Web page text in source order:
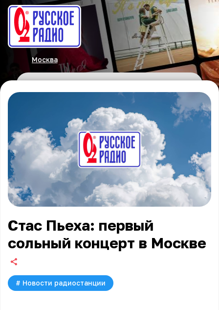
Москва
Стас Пьеха: первый
сольный концерт в Москве
# Новости радиостанции